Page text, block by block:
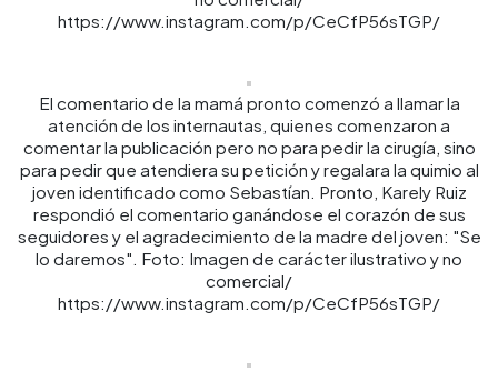
https://www.instagram.com/p/CeCfP56sTGP/
El comentario de la mamá pronto comenzó a llamar la
atención de los internautas, quienes comenzaron a
comentar la publicación pero no para pedir la cirugía, sino
para pedir que atendiera su petición y regalara la quimio al
joven identificado como Sebastían. Pronto, Karely Ruiz
respondió el comentario ganándose el corazón de sus
seguidores y el agradecimiento de la madre del joven: "Se
lo daremos". Foto: Imagen de carácter ilustrativo y no
comercial/
https://www.instagram.com/p/CeCfP56sTGP/